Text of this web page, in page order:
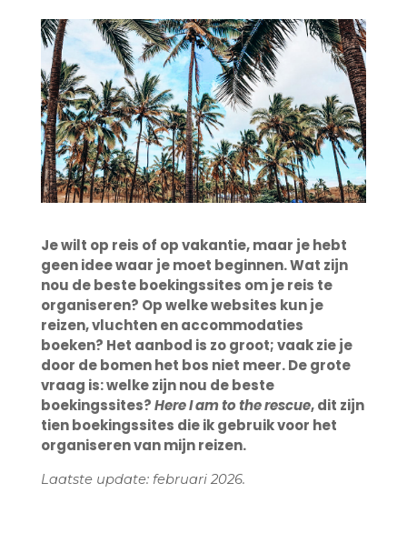
Je wilt op reis of op vakantie, maar je hebt
geen idee waar je moet beginnen. Wat zijn
nou de beste boekingssites om je reis te
organiseren? Op welke websites kun je
reizen, vluchten en accommodaties
boeken? Het aanbod is zo groot; vaak zie je
door de bomen het bos niet meer. De grote
vraag is: welke zijn nou de beste
boekingssites?Here I am to the rescue, dit zijn
tien boekingssites die ik gebruik voor het
organiseren van mijn reizen.
Laatste update: februari 2026.